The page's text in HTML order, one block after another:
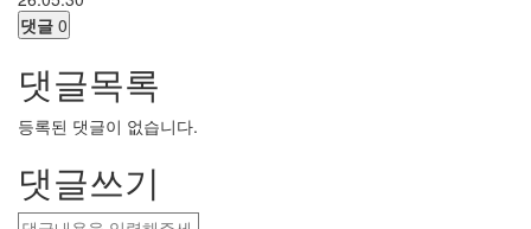
댓글 0
댓글목록
등록된 댓글이 없습니다.
댓글쓰기